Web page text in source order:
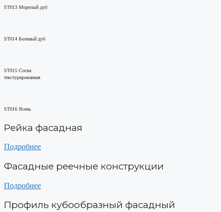
ST013 Морелый дуб
ST014 Беленый дуб
ST015 Сосна
текстурированная
ST016 Ясень
Рейка фасадная
Подробнее
Фасадные реечные конструкции
Подробнее
Профиль кубообразный фасадный